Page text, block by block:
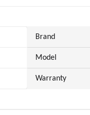
Brand
Model
Warranty